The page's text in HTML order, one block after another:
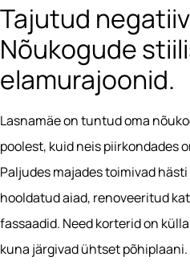
Tajutud
Nõukogude
elamurajoonid.
Lasnamäe on tuntud oma
poolest, kuid neis piirkondades
Paljudes majades toimivad
hooldatud aiad, renoveeritud
fassaadid. Need korterid on
kuna järgivad ühtset